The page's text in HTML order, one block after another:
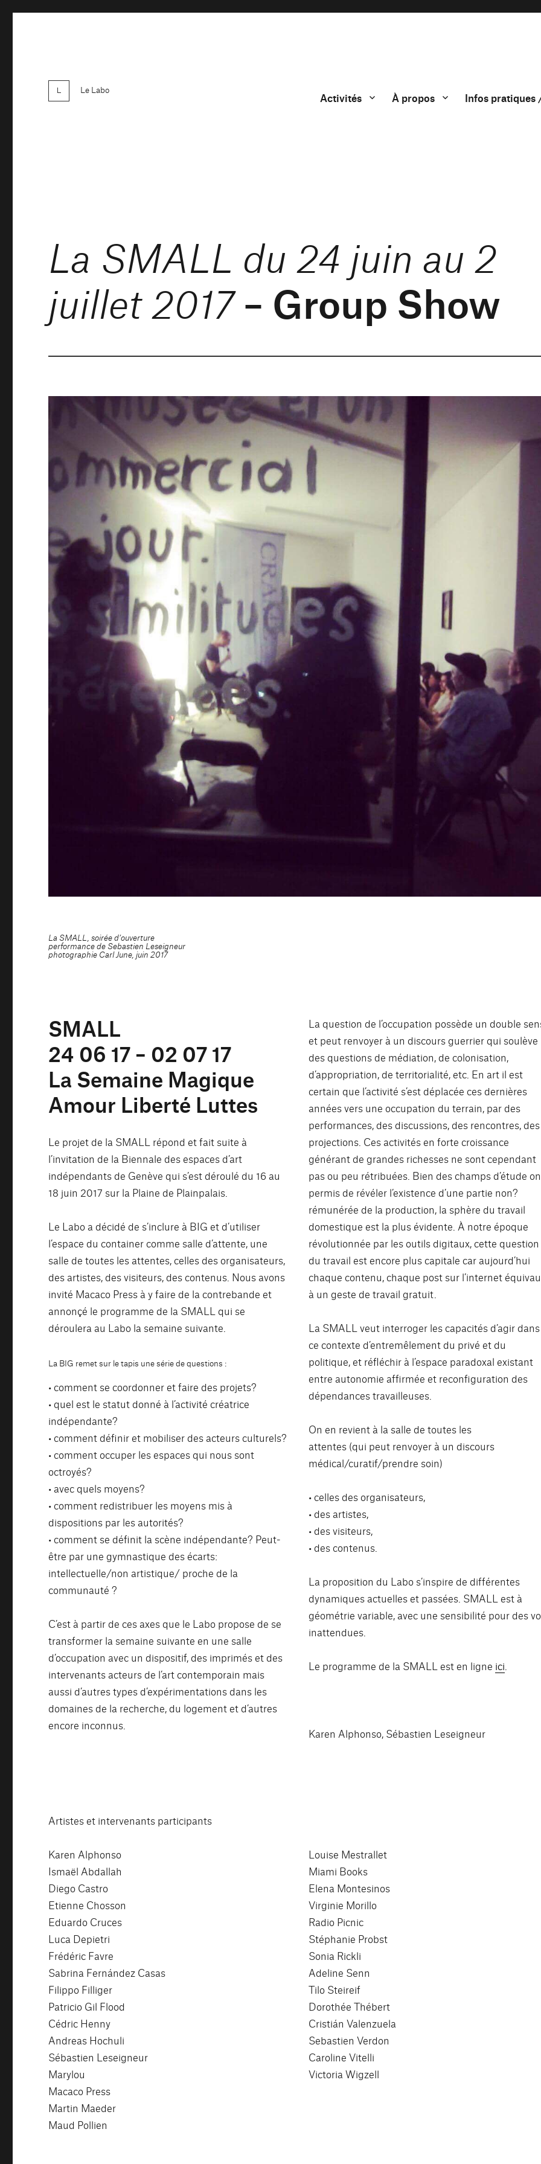
Le Labo
Activités À propos Infos pratiques
La SMALL du 24 juin au 2
juillet 2017– Group Show
La SMALL, soirée d’ouverture
performance de Sebastien Leseigneur
photographie Carl June, juin 2017
SMALL
24 06 17 – 02 07 17
La Semaine Magique
Amour Liberté Luttes
Le projet de la SMALL répond et fait suite à
l’invitation de la Biennale des espaces d’art
indépendants de Genève qui s’est déroulé du 16 au
18 juin 2017 sur la Plaine de Plainpalais.
Le Labo a décidé de s’inclure à BIG et d’utiliser
l’espace du container comme salle d’attente, une
salle de toutes les attentes, celles des organisateurs,
des artistes, des visiteurs, des contenus. Nous avons
invité Macaco Press à y faire de la contrebande et
annonçé le programme de la SMALL qui se
déroulera au Labo la semaine suivante.
La BIG remet sur le tapis une série de questions :
• comment se coordonner et faire des projets?
• quel est le statut donné à l’activité créatrice
indépendante?
• comment définir et mobiliser des acteurs culturels?
• comment occuper les espaces qui nous sont
octroyés?
• avec quels moyens?
• comment redistribuer les moyens mis à
dispositions par les autorités?
• comment se définit la scène indépendante? Peut-
être par une gymnastique des écarts:
intellectuelle/non artistique/ proche de la
communauté ?
C’est à partir de ces axes que le Labo propose de se
transformer la semaine suivante en une salle
d’occupation avec un dispositif, des imprimés et des
intervenants acteurs de l’art contemporain mais
aussi d’autres types d’expérimentations dans les
domaines de la recherche, du logement et d’autres
encore inconnus.
La question de l’occupation possède un double
et peut renvoyer à un discours guerrier qui soulève
des questions de médiation, de colonisation,
d’appropriation, de territorialité, etc. En art il est
certain que l’activité s’est déplacée ces dernières
années vers une occupation du terrain, par des
performances, des discussions, des rencontres, des
projections. Ces activités en forte croissance
générant de grandes richesses ne sont cependant
pas ou peu rétribuées. Bien des champs d’étude
permis de révéler l’existence d’une partie non?
rémunérée de la production, la sphère du travail
domestique est la plus évidente. À notre époque
révolutionnée par les outils digitaux, cette question
du travail est encore plus capitale car aujourd’hui
chaque contenu, chaque post sur l’internet
à un geste de travail gratuit.
La SMALL veut interroger les capacités d’agir dans
ce contexte d’entremêlement du privé et du
politique, et réfléchir à l’espace paradoxal existant
entre autonomie affirmée et reconfiguration des
dépendances travailleuses.
On en revient à la salle de toutes les
attentes (qui peut renvoyer à un discours
médical/curatif/prendre soin)
• celles des organisateurs,
• des artistes,
• des visiteurs,
• des contenus.
La proposition du Labo s’inspire de différentes
dynamiques actuelles et passées. SMALL est à
géométrie variable, avec une sensibilité pour des
inattendues.
Le programme de la SMALL est en ligne ici
Karen Alphonso, Sébastien Leseigneur
Artistes et intervenants participants
Karen Alphonso
Ismaël Abdallah
Diego Castro
Etienne Chosson
Eduardo Cruces
Luca Depietri
Frédéric Favre
Sabrina Fernández Casas
Filippo Filliger
Patricio Gil Flood
Cédric Henny
Andreas Hochuli
Sébastien Leseigneur
Marylou
Macaco Press
Martin Maeder
Maud Pollien
Louise Mestrallet
Miami Books
Elena Montesinos
Virginie Morillo
Radio Picnic
Stéphanie Probst
Sonia Rickli
Adeline Senn
Tilo Steireif
Dorothée Thébert
Cristián Valenzuela
Sebastien Verdon
Caroline Vitelli
Victoria Wigzell